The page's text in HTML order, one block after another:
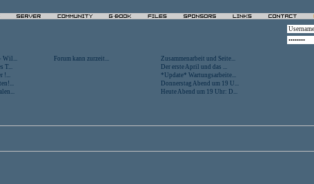
Wil... Forum kann zurzeit...
Zusammenarbeit und Seite...
T...
Der erste April und das ...
!...
*Update* Wartungsarbeite...
Donnerstag Abend um 19 U...
Heute Abend um 19 Uhr: D...